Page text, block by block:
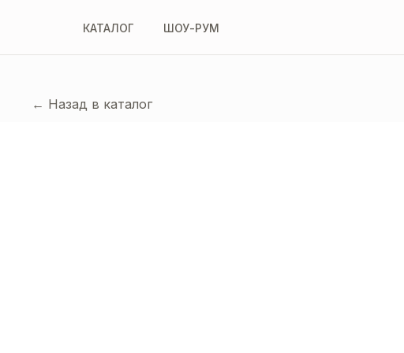
КАТАЛОГ ШОУ-РУМ
← Назад в каталог